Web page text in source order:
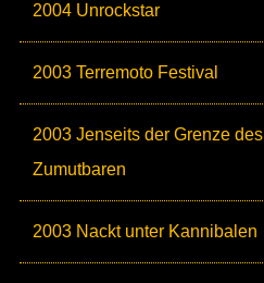
2004 Unrockstar
2003 Terremoto Festival
2003 Jenseits der Grenze des
Zumutbaren
2003 Nackt unter Kannibalen